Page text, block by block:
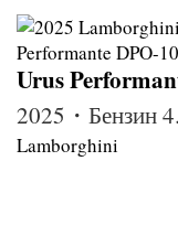
Urus
2025・Бензин
Lamborghini